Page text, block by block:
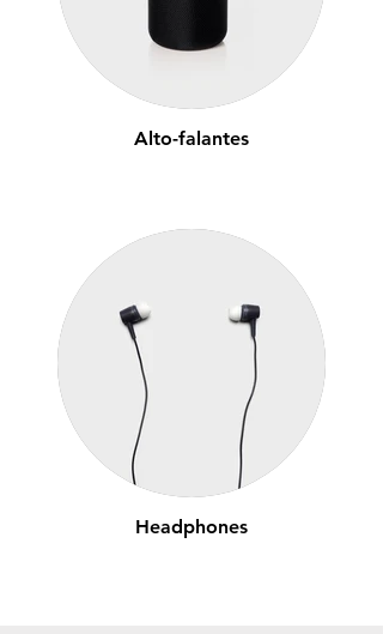
Alto-falantes
Headphones